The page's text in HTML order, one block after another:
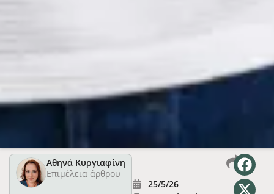
Αθηνά Κυργιαφίνη
Επιμέλεια άρθρου
25/5/26